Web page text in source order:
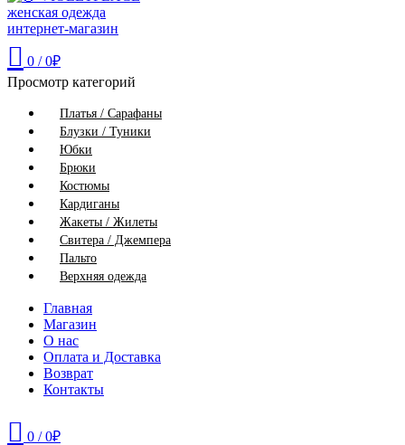
0 / 0₽
Просмотр категорий
Платья / Сарафаны
Блузки / Туники
Юбки
Брюки
Костюмы
Кардиганы
Жакеты / Жилеты
Свитера / Джемпера
Пальто
Верхняя одежда
Главная
Магазин
О нас
Оплата и Доставка
Возврат
Контакты
0 / 0₽